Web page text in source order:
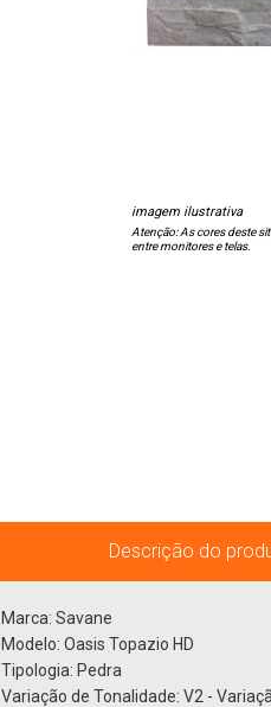
imagem ilustrativa
Atenção: As cores deste
entre monitores e telas.
Descrição do
Marca: Savane
Modelo: Oasis Topazio HD
Tipologia: Pedra
Variação de Tonalidade: V2 -